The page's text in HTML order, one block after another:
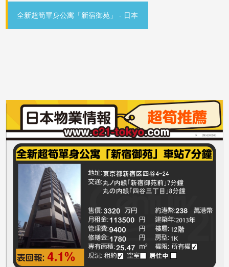
全新超筍單身公寓「新宿御苑」 - 日本